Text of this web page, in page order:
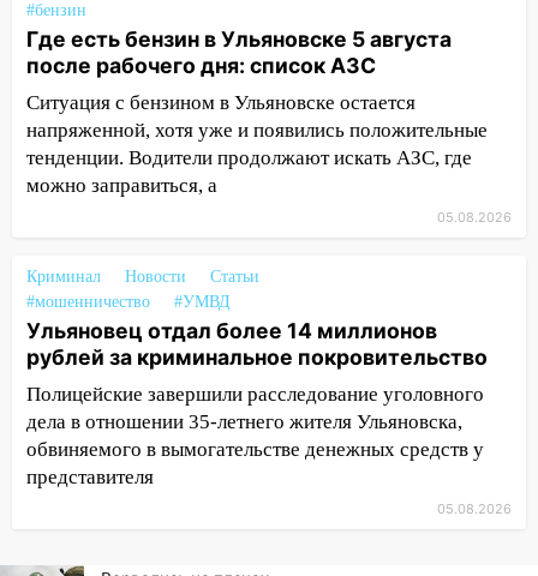
09:44
Ульяновские спасатели помогли
юному велосипедисту на улице
Чернышевского
08:21 В Заволжском районе украли два
велосипеда
07:18
В Ульяновск идет
тридцатиградусная жара: какая будет
06:00
Четыре года борьбы: ульяновские
юристы помогли женщине засудить УК
за плесень на стенах
05:00 Кому 6 августа звезды сулят
прибыль, а кому — испытания на
прочность
Соцсети: на проспекте Тюленева
#бензин
Где есть бензин в Ульяновске 5 августа
после рабочего дня: список АЗС
Ситуация с бензином в Ульяновске остается
напряженной, хотя уже и появились положительные
тенденции. Водители продолжают искать АЗС, где
можно заправиться, а
05.08.2026
Криминал Новости
Статьи
#мошенничество
#УМВД
Ульяновец отдал более 14 миллионов
рублей за криминальное покровительство
Полицейские завершили расследование уголовного
дела в отношении 35-летнего жителя Ульяновска,
обвиняемого в вымогательстве денежных средств у
представителя
05.08.2026